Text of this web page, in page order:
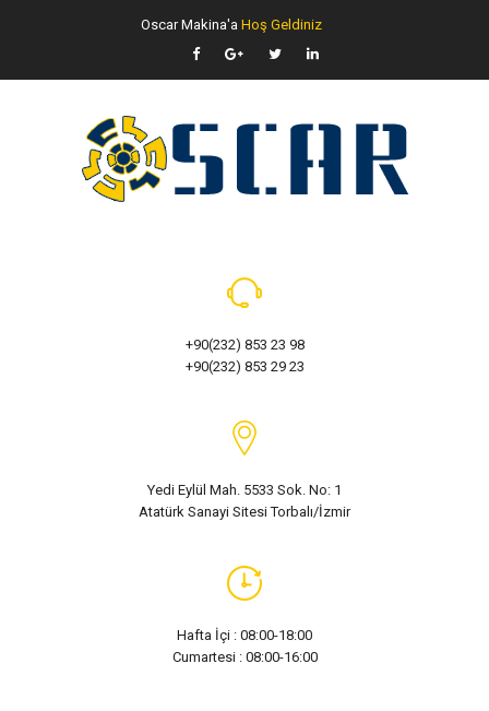
Oscar Makina'a Hoş Geldiniz
+90(232) 853 23 98
+90(232) 853 29 23
Yedi Eylül Mah. 5533 Sok. No: 1
Atatürk Sanayi Sitesi Torbalı/İzmir
Hafta İçi : 08:00-18:00
Cumartesi : 08:00-16:00